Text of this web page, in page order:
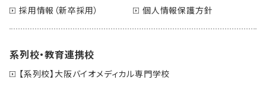
採用情報（新卒採用）
個人情報保護方針
系列校・教育連携校
【系列校】大阪バイオメディカル専門学校